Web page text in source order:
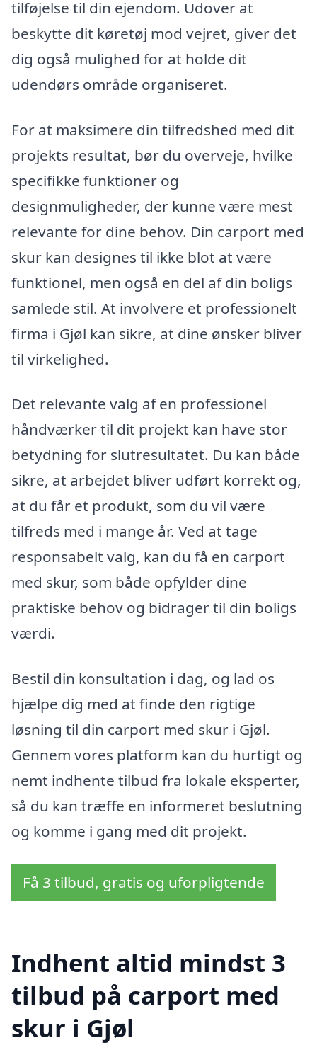
tilføjelse til din ejendom. Udover at
beskytte dit køretøj mod vejret, giver det
dig også mulighed for at holde dit
udendørs område organiseret.
For at maksimere din tilfredshed med dit
projekts resultat, bør du overveje, hvilke
specifikke funktioner og
designmuligheder, der kunne være mest
relevante for dine behov. Din carport med
skur kan designes til ikke blot at være
funktionel, men også en del af din boligs
samlede stil. At involvere et professionelt
firma i Gjøl kan sikre, at dine ønsker bliver
til virkelighed.
Det relevante valg af en professionel
håndværker til dit projekt kan have stor
betydning for slutresultatet. Du kan både
sikre, at arbejdet bliver udført korrekt og,
at du får et produkt, som du vil være
tilfreds med i mange år. Ved at tage
responsabelt valg, kan du få en carport
med skur, som både opfylder dine
praktiske behov og bidrager til din boligs
værdi.
Bestil din konsultation i dag, og lad os
hjælpe dig med at finde den rigtige
løsning til din carport med skur i Gjøl.
Gennem vores platform kan du hurtigt og
nemt indhente tilbud fra lokale eksperter,
så du kan træffe en informeret beslutning
og komme i gang med dit projekt.
Få 3 tilbud, gratis og uforpligtende
Indhent altid mindst 3
tilbud på carport med
skur i Gjøl